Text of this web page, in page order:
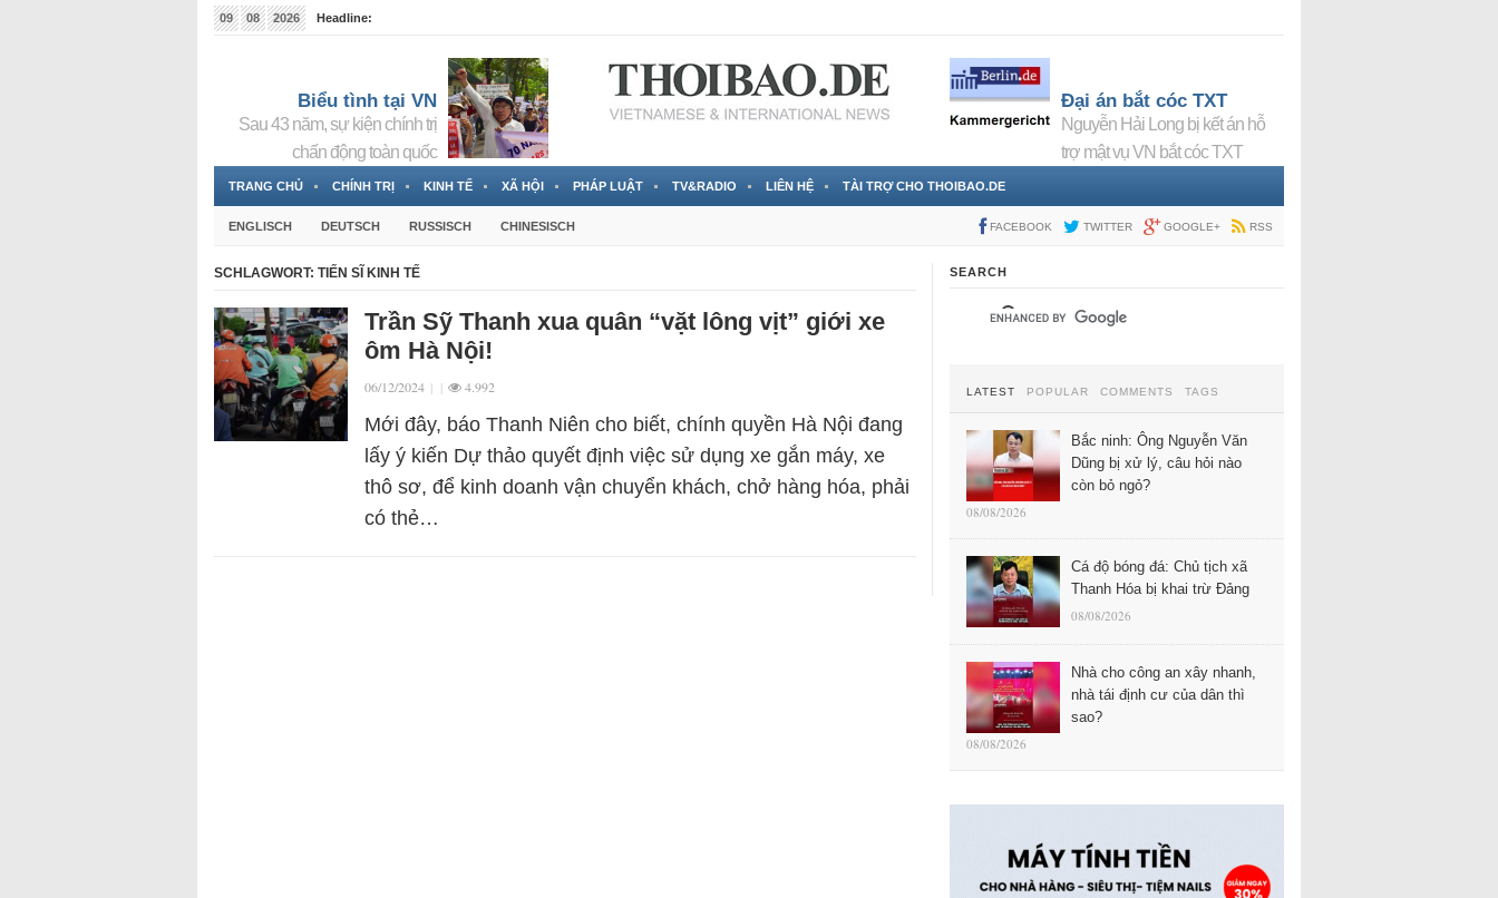
09 08 2026
Headline:
Biểu tình tại VN
Sau 43 năm, sự kiện chính trị
chấn động toàn quốc
Đại án bắt cóc TXT
Nguyễn Hải Long bị kết án hỗ
trợ mật vụ VN bắt cóc TXT
TRANG CHỦ CHÍNH TRỊ KINH TẾ XÃ HỘI PHÁP LUẬT TV&RADIO LIÊN HỆ TÀI TRỢ CHO THOIBAO.DE
ENGLISCH DEUTSCH RUSSISCH CHINESISCH FACEBOOK TWITTER GOOGLE+ RSS
SCHLAGWORT: TIẾN SĨ KINH TẾ
Trần Sỹ Thanh xua quân “vặt lông vịt” giới xe
ôm Hà Nội!
06/12/2024 | | 4.992
Mới đây, báo Thanh Niên cho biết, chính quyền Hà Nội đang
lấy ý kiến Dự thảo quyết định việc sử dụng xe gắn máy, xe
thô sơ, để kinh doanh vận chuyển khách, chở hàng hóa, phải
có thẻ…
SEARCH
LATEST POPULAR COMMENTS TAGS
Bắc ninh: Ông Nguyễn Văn
Dũng bị xử lý, câu hỏi nào
còn bỏ ngỏ?
08/08/2026
Cá độ bóng đá: Chủ tịch xã
Thanh Hóa bị khai trừ Đảng
08/08/2026
Nhà cho công an xây nhanh,
nhà tái định cư của dân thì
sao?
08/08/2026